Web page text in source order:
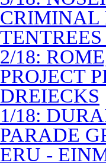
CRIMINAL
2/18:
PROJECT
DREIECKS
1/18:
PARADE
ERU -